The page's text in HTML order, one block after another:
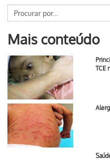
Mais conteúdo
TCE